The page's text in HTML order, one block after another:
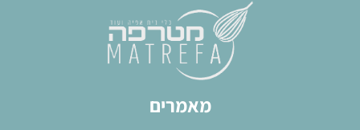
מאמרים